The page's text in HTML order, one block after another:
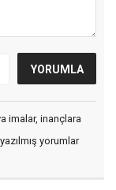
imalar, inançlara
yorumlar